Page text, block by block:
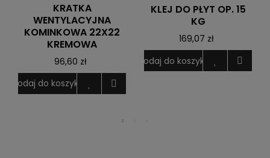
KRATKA
WENTYLACYJNA
KOMINKOWA 22X22
KREMOWA
96,60 zł
Dodaj do koszyka
KLEJ DO PŁYT OP. 15
KG
169,07 zł
Dodaj do koszyka